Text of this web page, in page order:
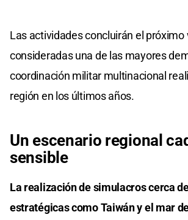
Las actividades concluirán el próximo
consideradas una de las mayores
coordinación militar multinacional
región en los últimos años.
Un escenario regional
sensible
La realización de simulacros cerca
estratégicas como Taiwán y el mar